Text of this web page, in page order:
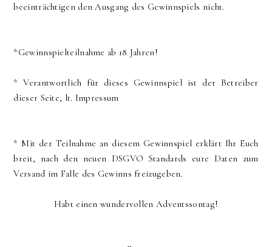
beeinträchtigen den Ausgang des Gewinnspiels nicht.
*Gewinnspielteilnahme ab 18 Jahren!
* Verantwortlich für dieses Gewinnspiel ist der Betreiber
dieser Seite, lt. Impressum
* Mit der Teilnahme an diesem Gewinnspiel erklärt Ihr Euch
breit, nach den neuen DSGVO Standards eure Daten zum
Versand im Falle des Gewinns freizugeben.
Habt einen wundervollen Adventssontag!